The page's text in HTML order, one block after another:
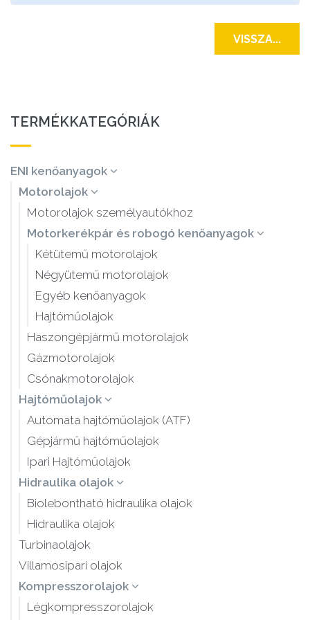
VISSZA...
TERMÉKKATEGÓRIÁK
ENI kenőanyagok
Motorolajok
Motorolajok személyautókhoz
Motorkerékpár és robogó kenőanyagok
Kétütemű motorolajok
Négyütemű motorolajok
Egyéb kenőanyagok
Hajtóműolajok
Haszongépjármű motorolajok
Gázmotorolajok
Csónakmotorolajok
Hajtóműolajok
Automata hajtóműolajok (ATF)
Gépjármű hajtóműolajok
Ipari Hajtóműolajok
Hidraulika olajok
Biolebontható hidraulika olajok
Hidraulika olajok
Turbinaolajok
Villamosipari olajok
Kompresszorolajok
Légkompresszorolajok